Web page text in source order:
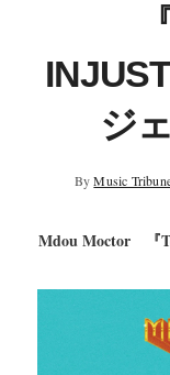
ジ
By Music
Mdou Moctor 『